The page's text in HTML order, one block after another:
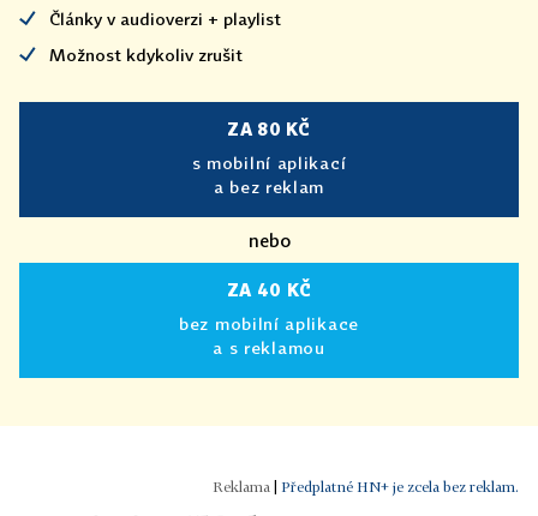
Články v audioverzi + playlist
Možnost kdykoliv zrušit
ZA 80 KČ
s mobilní aplikací
a bez reklam
nebo
ZA 40 KČ
bez mobilní aplikace
a s reklamou
Předplatné HN+ je zcela bez reklam.